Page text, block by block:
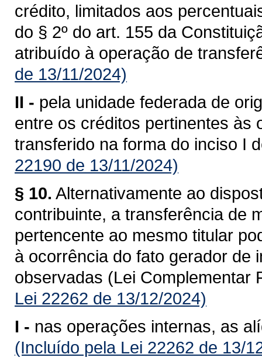
crédito, limitados aos
do § 2º do art. 155 da
atribuído à operação de
de 13/11/2024)
II - pela unidade federada de
entre os créditos pertinentes às
transferido na forma do inciso I
22190 de 13/11/2024)
§ 10. Alternativamente ao
contribuinte, a transferência de
pertencente ao mesmo titular
à ocorrência do fato gerador de
observadas (Lei Complementar
Lei 22262 de 13/12/2024)
I - nas operações internas, as
(Incluído pela Lei 22262 de 13/